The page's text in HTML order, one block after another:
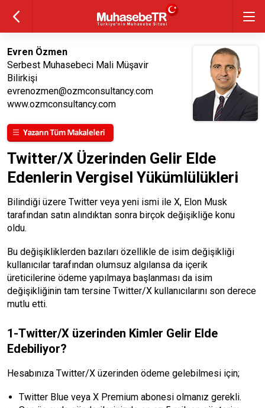
Evren Özmen
Serbest Muhasebeci Mali Müşavir
Bilirkişi
evrenozmen@ozmconsultancy.com
www.ozmconsultancy.com
Twitter/X Üzerinden Gelir Elde
Edenlerin Vergisel Yükümlülükleri
Bilindiği üzere Twitter veya yeni ismi ile X, Elon Musk
tarafından satın alındıktan sonra birçok değişikliğe konu
oldu.
Bu değişikliklerden bazıları özellikle de isim değişikliği
kullanıcılar tarafından olumsuz algılansa da içerik
üreticilerine ödeme yapılmaya başlanması da isim
değişikliğinin tam tersine Twitter/X kullanıcılarını son derece
mutlu etti.
1-Twitter/X üzerinden Kimler Gelir Elde
Edebiliyor?
Hesabınıza Twitter/X üzerinden ödeme gelebilmesi için;
Twitter Blue veya X Premium abonesi olmanız gerekli.